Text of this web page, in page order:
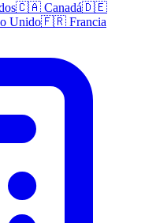
🇨🇦 Canadá🇩🇪
Unido🇫🇷 Francia